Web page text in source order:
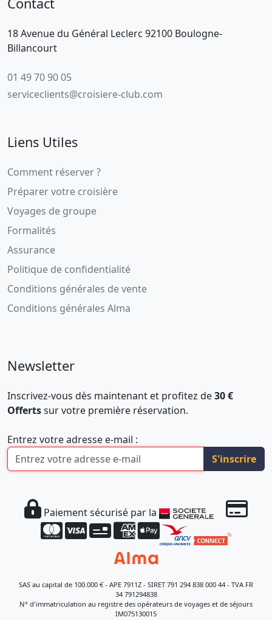
18 Avenue du Général Leclerc 92100 Boulogne-
Billancourt
01 49 70 90 05
serviceclients@croisiere-club.com
Liens Utiles
Comment réserver ?
Préparer votre croisière
Voyages de groupe
Formalités
Assurance
Politique de confidentialité
Conditions générales de vente
Conditions générales Alma
Newsletter
Inscrivez-vous dès maintenant et profitez de30 €
Offertssur votre première réservation.
Entrez votre adresse e-mail :
S'inscrire
Paiement sécurisé par la
SAS au capital de 100.000 € - APE 7911Z - SIRET 791 294 838 000 44 - TVA FR
34 791294838
N° d'immatriculation au registre des opérateurs de voyages et de séjours
IM075130015